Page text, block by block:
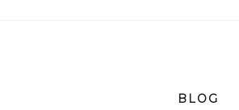
BLOG